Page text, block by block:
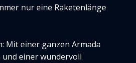
nur eine Raketenlänge
Mit einer ganzen Armada
einer wundervoll